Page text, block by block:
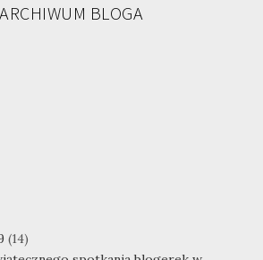
ARCHIWUM BLOGA
(14)